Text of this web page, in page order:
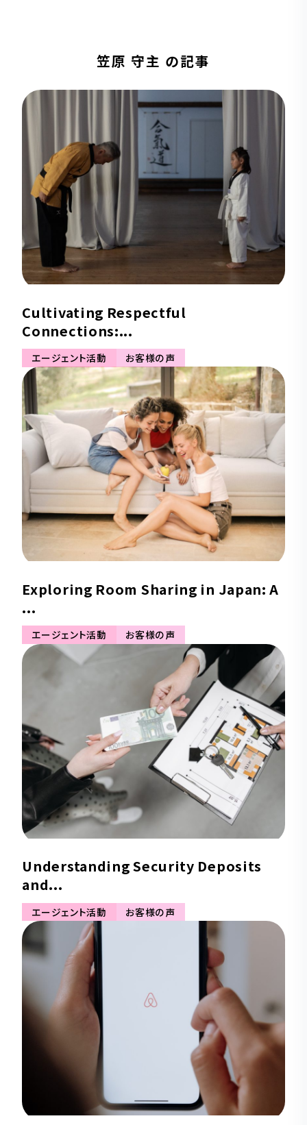
笠原 守主 の記事
Cultivating Respectful
Connections:...
エージェント活動 お客様の声
Exploring Room Sharing in Japan: A
...
エージェント活動 お客様の声
Understanding Security Deposits
and...
エージェント活動 お客様の声